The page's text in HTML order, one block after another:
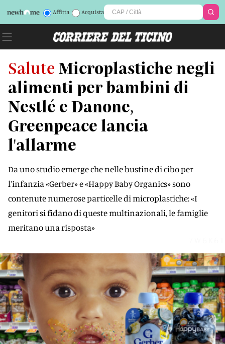
Affitta Acquista
Salute Microplastiche negli
alimenti per bambini di
Nestlé e Danone,
Greenpeace lancia
l'allarme
Da uno studio emerge che nelle bustine di cibo per
l'infanzia «Gerber» e «Happy Baby Organics» sono
contenute numerose particelle di microplastiche: «I
genitori si fidano di queste multinazionali, le famiglie
meritano una risposta»